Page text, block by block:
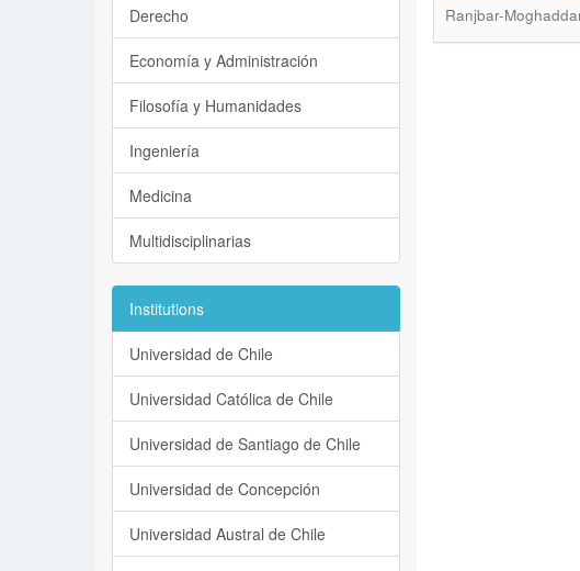
Ranjbar-
Derecho
Economía y Administración
Filosofía y Humanidades
Ingeniería
Medicina
Multidisciplinarias
Institutions
Universidad de Chile
Universidad Católica de Chile
Universidad de Santiago de Chile
Universidad de Concepción
Universidad Austral de Chile